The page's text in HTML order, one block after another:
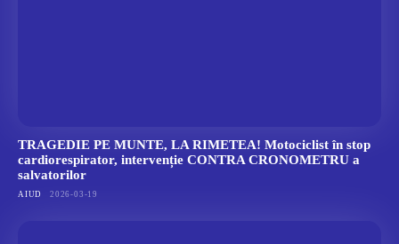
TRAGEDIE PE MUNTE, LA RIMETEA! Motociclist în stop
cardiorespirator, intervenție CONTRA CRONOMETRU a
salvatorilor
AIUD 2026-03-19